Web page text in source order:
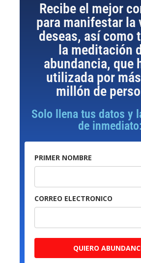
Recibe el mejor
para manifestar la
deseas, así como
la meditación
abundancia, que
utilizada por
millón de
Solo llena tus datos y
de inmediato:
PRIMER NOMBRE
CORREO ELECTRONICO
QUIERO